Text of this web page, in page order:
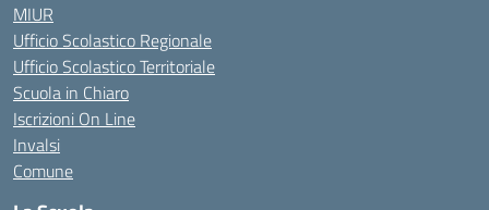
MIUR
Ufficio Scolastico Regionale
Ufficio Scolastico Territoriale
Scuola in Chiaro
Iscrizioni On Line
Invalsi
Comune